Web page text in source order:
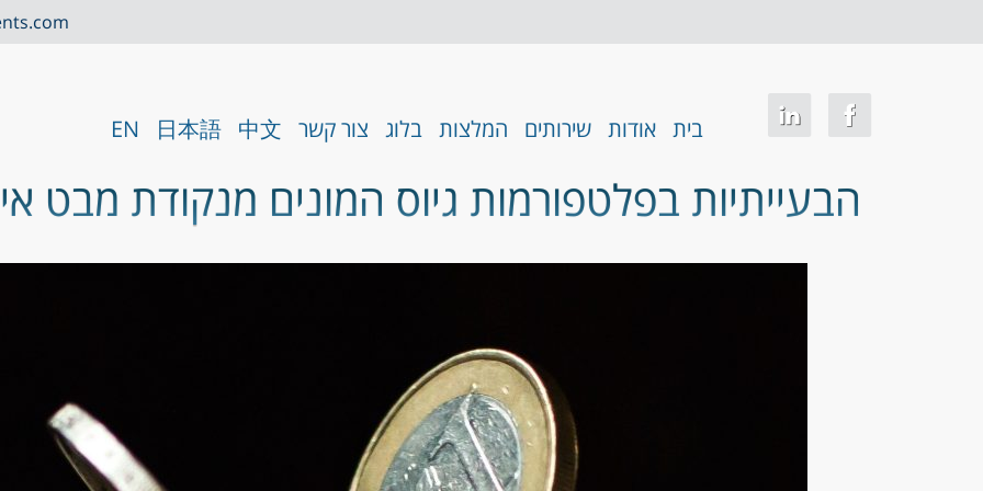
בית אודות שירותים המלצות בלוג צור קשר 中文
日本語
EN
הבעייתיות בפלטפורמות גיוס המונים מנקודת מבט